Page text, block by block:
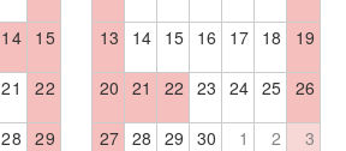
14 15
21 22
28 29
13 14 15 16 17 18 19
20 21 22 23 24 25 26
27 28 29 30 1 2 3